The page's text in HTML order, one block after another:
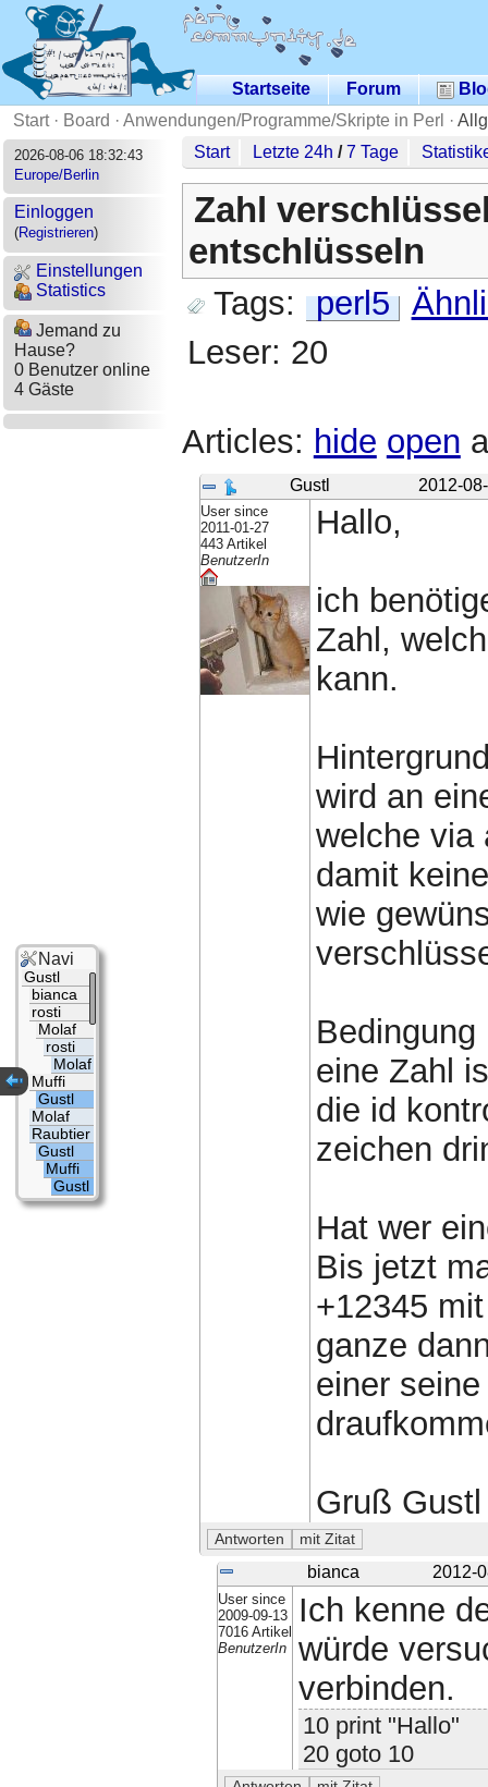
Startseite Forum
Start· Board · Anwendungen/Programme/Skripte in Perl ·
2026-08-06 18:32:43
Europe/Berlin
Einloggen
(Registrieren)
Einstellungen
Statistics
Jemand zu
Hause?
0 Benutzer online
4 Gäste
Start Letzte 24h /7 Tage
Zahl
entschlüsseln
Tags: perl5
Leser: 20
Articles: hide open
Gustl 2012-
User since
2011-01-27
443 Artikel
BenutzerIn
Hallo,
ich
Zahl,
kann.
wird an
welche via
damit
wie
eine Zahl
die id
zeichen
Hat wer
Bis jetzt
+12345
ganze
einer
Gruß Gustl
bianca 2012-
User since
2009-09-13
7016 Artikel
BenutzerIn
Ich kenne
würde
verbinden.
10 print "Hallo"
20 goto 10
Navi
Gustl
bianca
rosti
Molaf
rosti
Molaf
Muffi
Gustl
Molaf
Raubtier
Gustl
Muffi
Gustl